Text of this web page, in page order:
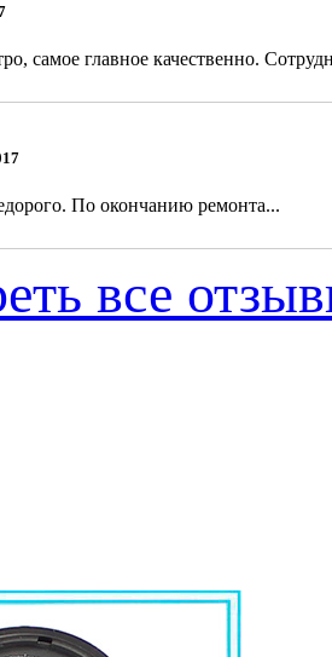
самое главное качественно.
По окончанию ремонта...
все